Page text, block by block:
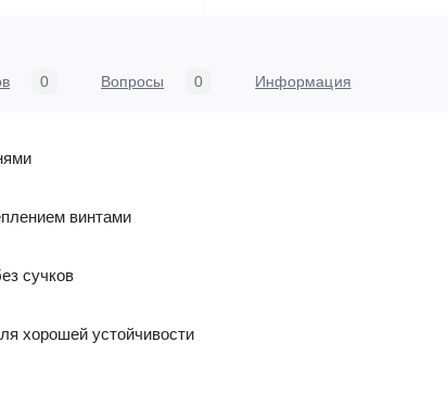
0 Вопросы 0 Информация
винтами
сучков
хорошей устойчивости